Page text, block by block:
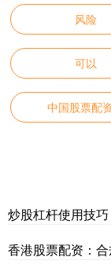
风险
可以
中国股票配
炒股杠杆使用技
香港股票配资：